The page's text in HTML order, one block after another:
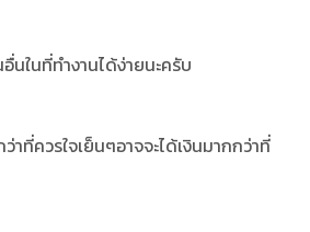
นในที่ทำงานได้ง่ายนะครับ
าที่ควรใจเย็นๆอาจจะได้เงินมากกว่าที่